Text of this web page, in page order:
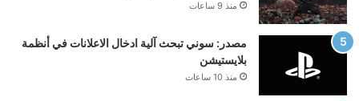
منذ 9 ساعات
مصدر: سوني تبحث آلية ادخال الاعلانات في أنظمة
بلايستيشن
منذ 10 ساعات